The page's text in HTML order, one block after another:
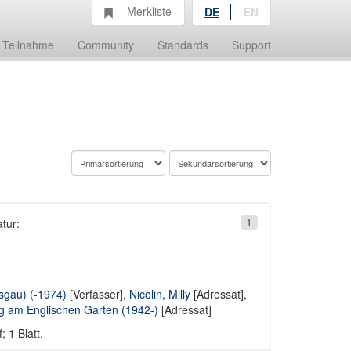
Teilnahme Community Standards Support
Merkliste DE EN
1
(-1974) [Verfasser], Nicolin, Milly[Adressat],
am Englischen Garten (1942-) [Adressat]
1 Blatt.